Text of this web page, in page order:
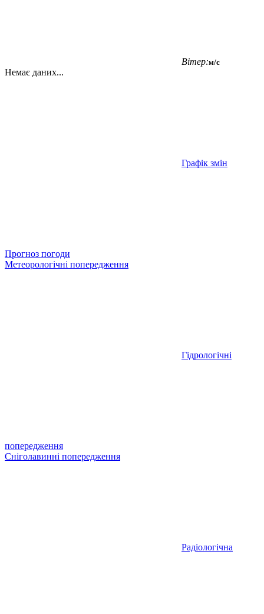
Вітер:м/с
Немає даних...
Графік змін
Прогноз погоди
Метеорологічні попередження
Гідрологічні
попередження
Сніголавинні попередження
Радіологічна